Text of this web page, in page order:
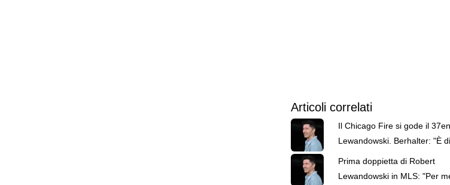
Articoli correlati
Il Chicago Fire si gode il
Lewandowski. Berhalter: "È di
Prima doppietta di Robert
Lewandowski in MLS: "Per me